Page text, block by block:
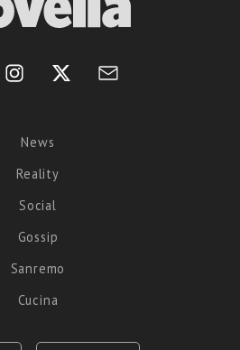
News
Reality
Social
Gossip
Sanremo
Cucina